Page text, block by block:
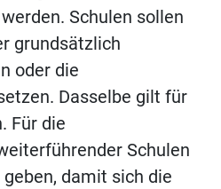
Schulen sollen
grundsätzlich
oder die
Dasselbe gilt für
Für die
Schulen
damit sich die